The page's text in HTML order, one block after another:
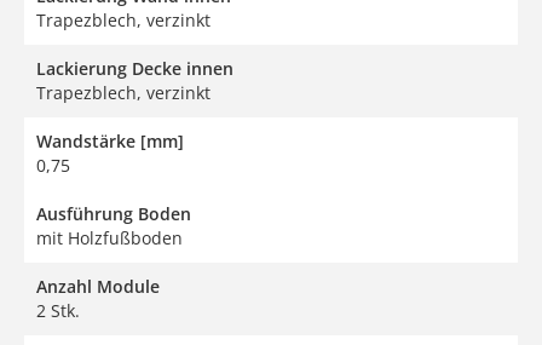
Trapezblech, verzinkt
Lackierung Decke innen
Trapezblech, verzinkt
Wandstärke [mm]
0,75
Ausführung Boden
mit Holzfußboden
Anzahl Module
2 Stk.